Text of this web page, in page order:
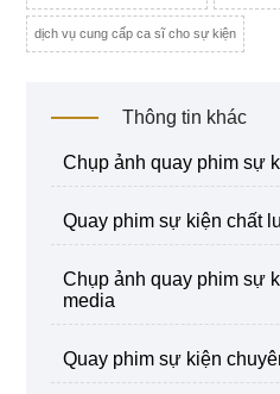
dịch vụ cung cấp ca sĩ cho sự kiện
Thông tin khác
chụp ảnh quay phim sự
quay phim sự kiện chất
chụp ảnh quay phim sự kiện tại tp. hcm - sg
media
quay phim sự kiện